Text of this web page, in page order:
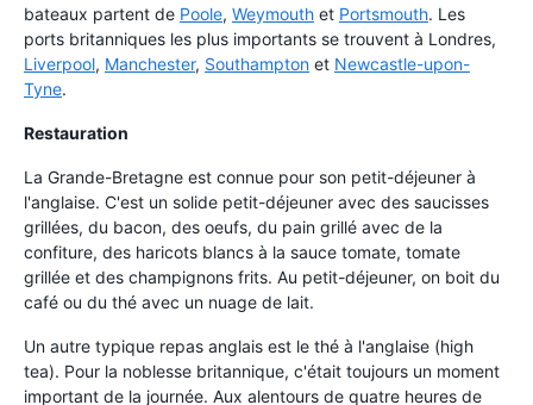
bateaux partent de Poole, Weymouth et Portsmouth. Les
ports britanniques les plus importants se trouvent à Londres,
Liverpool, Manchester, Southampton et Newcastle-upon-
Tyne.
Restauration
La Grande-Bretagne est connue pour son petit-déjeuner à
l'anglaise. C'est un solide petit-déjeuner avec des saucisses
grillées, du bacon, des oeufs, du pain grillé avec de la
confiture, des haricots blancs à la sauce tomate, tomate
grillée et des champignons frits. Au petit-déjeuner, on boit du
café ou du thé avec un nuage de lait.
Un autre typique repas anglais est le thé à l'anglaise (high
tea). Pour la noblesse britannique, c'était toujours un moment
important de la journée. Aux alentours de quatre heures de